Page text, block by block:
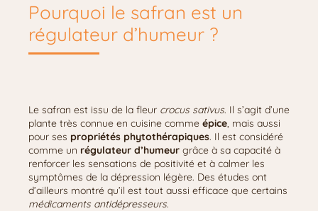
Pourquoi le safran est un
régulateur d’humeur ?
Le safran est issu de la fleur crocus sativus. Il s’agit d’une
plante très connue en cuisine comme épice, mais aussi
pour ses propriétés phytothérapiques. Il est considéré
comme un régulateur d’humeur grâce à sa capacité à
renforcer les sensations de positivité et à calmer les
symptômes de la dépression légère. Des études ont
d’ailleurs montré qu’il est tout aussi efficace que certains
médicaments antidépresseurs.